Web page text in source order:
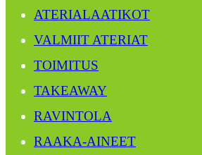
ATERIALAATIKOT
VALMIIT ATERIAT
TOIMITUS
TAKEAWAY
RAVINTOLA
RAAKA-AINEET